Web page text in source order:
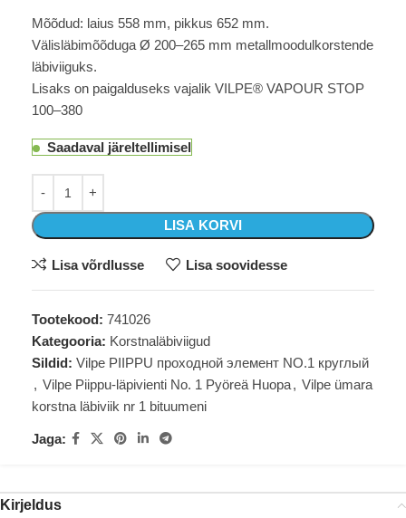
Mõõdud: laius 558 mm, pikkus 652 mm.
Välisläbimõõduga Ø 200–265 mm metallmoodulkorstende
läbiviiguks.
Lisaks on paigalduseks vajalik VILPE® VAPOUR STOP
100–380
Saadaval järeltellimisel
LISA KORVI
Lisa võrdlusse Lisa soovidesse
Tootekood: 741026
Kategooria: Korstnaläbiviigud
Sildid: Vilpe PIIPPU проходной элемент NO.1 круглый
, Vilpe Piippu-läpivienti No. 1 Pyöreä Huopa, Vilpe ümara
korstna läbiviik nr 1 bituumeni
Jaga:
Kirjeldus